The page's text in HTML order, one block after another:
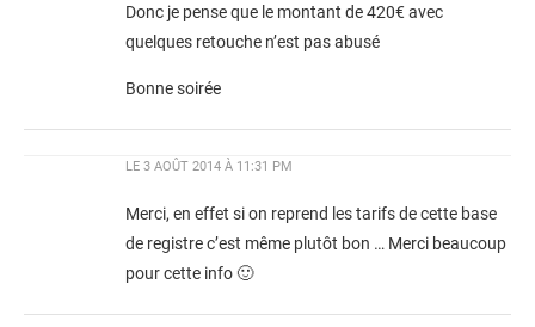
Donc je pense que le montant de 420€ avec
quelques retouche n’est pas abusé
Bonne soirée
LE 3 AOÛT 2014 À 11:31 PM
Merci, en effet si on reprend les tarifs de cette base
de registre c’est même plutôt bon … Merci beaucoup
pour cette info 🙂